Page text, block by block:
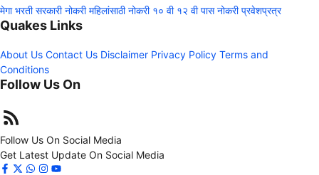
मेगा भरती सरकारी नोकरी महिलांसाठी नोकरी १० वी १२ वी पास नोकरी प्रवेशप्रत्र
Quakes Links
About Us Contact Us Disclaimer Privacy Policy Terms and
Conditions
Follow Us On
Follow Us On Social Media
Get Latest Update On Social Media